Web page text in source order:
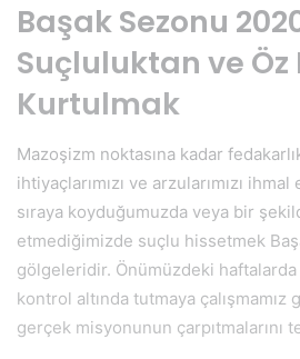
Başak Sezonu
Suçluluktan ve Öz
Kurtulmak
Mazoşizm noktasına kadar
ihtiyaçlarımızı ve arzularımızı
sıraya koyduğumuzda veya bir
etmediğimizde suçlu hissetmek
gölgeleridir. Önümüzdeki haftalarda
kontrol altında tutmaya
gerçek misyonunun çarpıtmalarını